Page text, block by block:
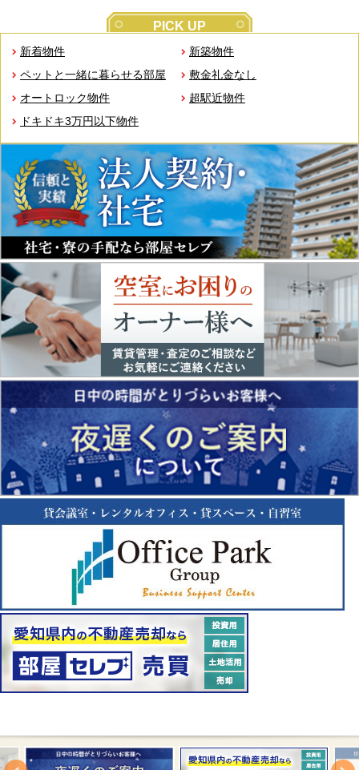
PICK UP
新着物件
新築物件
ペットと一緒に暮らせる部屋
敷金礼金なし
オートロック物件
超駅近物件
ドキドキ3万円以下物件